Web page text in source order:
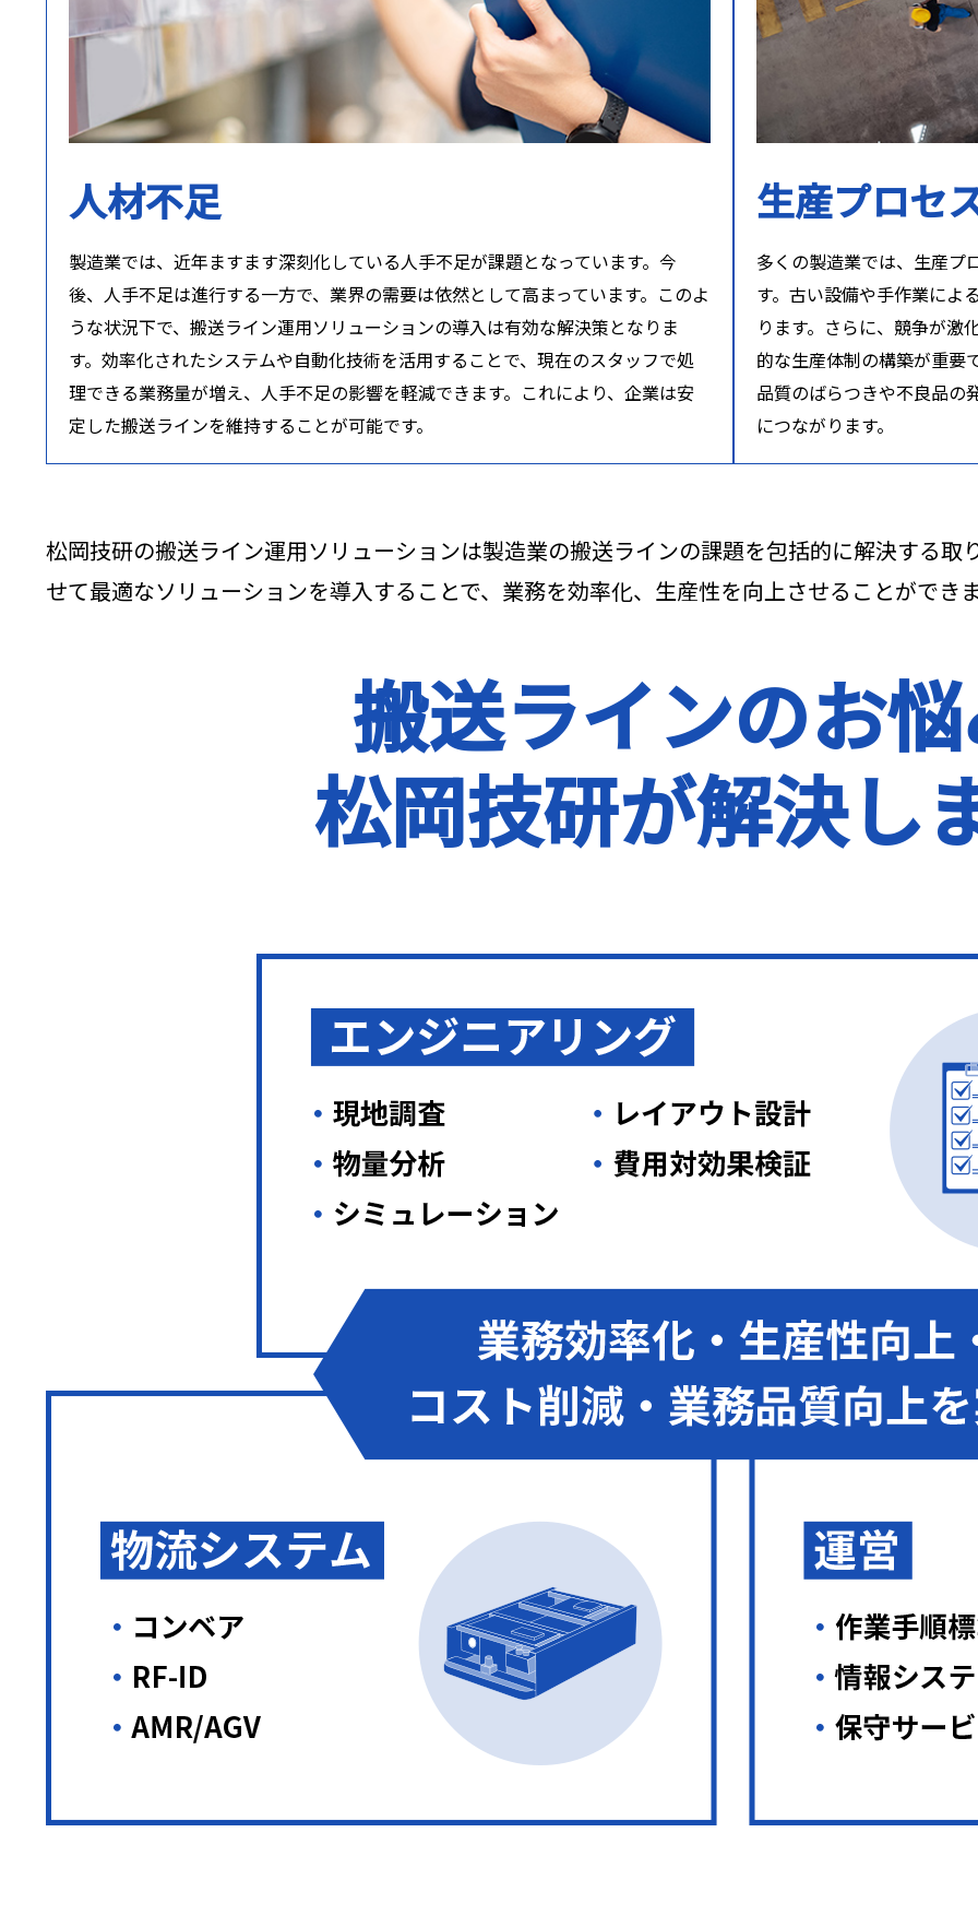
人材不足
製造業では、近年ますます深刻化している人手不足が課題となっています。今
後、人手不足は進行する一方で、業界の需要は依然として高まっています。このよ
うな状況下で、搬送ライン運用ソリューションの導入は有効な解決策となりま
す。効率化されたシステムや自動化技術を活用することで、現在のスタッフで処
理できる業務量が増え、人手不足の影響を軽減できます。これにより、企業は安
定した搬送ラインを維持することが可能です。
生産プロセ
多くの製造業では、生産プ
す。古い設備や手作業によ
ります。さらに、競争が激
的な生産体制の構築が重要
品質のばらつきや不良品の
につながります。
松岡技研の搬送ライン運用ソリューションは製造業の搬送ラインの課題を包括的に解決する取
せて最適なソリューションを導入することで、業務を効率化、生産性を向上させることができ
搬送ラインのお
松岡技研が解決し